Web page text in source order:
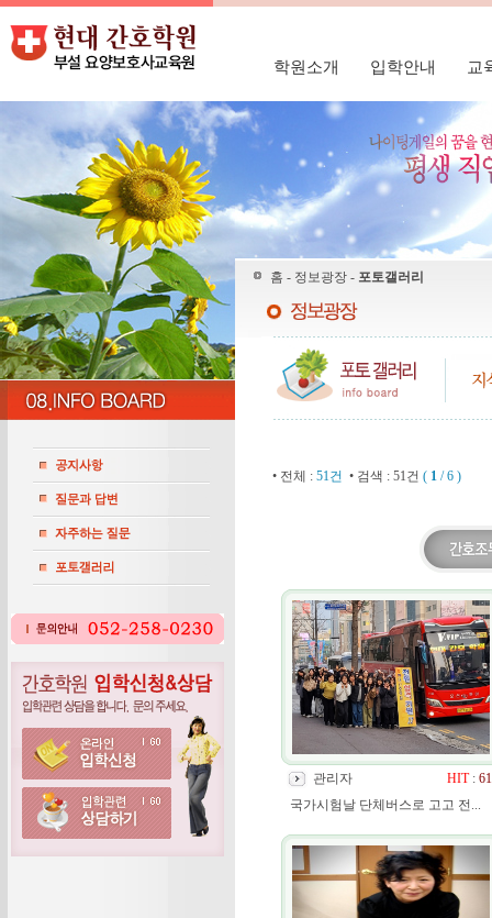
학원소개 입학안내 교
홈 - 정보광장 - 포토갤러리
• 전체 :51건• 검색 : 51건( 1 / 6 )
관리자 HIT: 61
국가시험날 단체버스로 고고 전...